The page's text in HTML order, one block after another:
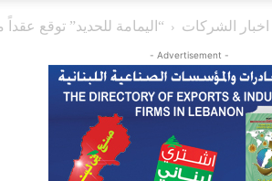
اخبار الشركات
“اليمامة للحديد” توقع
- Advertisement -